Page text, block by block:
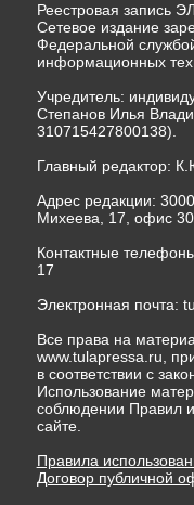
Реестровая запись
Сетевое издание
Федеральной
информационных
Учредитель:
Степанов Илья
310715427800138).
Главный редактор:
Адрес редакции:
Михеева, 17, офис
Контактные
17
Электронная почта:
Все права на
www.tulapressa.ru,
в соответствии с
Использование
соблюдении Правил
сайте.
Правила
Договор публичной